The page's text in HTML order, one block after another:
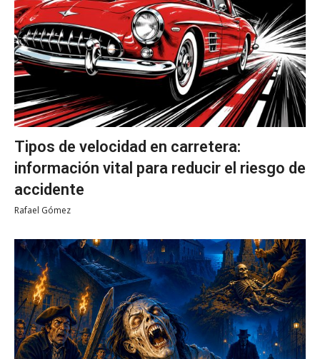
Tipos de velocidad en carretera:
información vital para reducir el riesgo de
accidente
Rafael Gómez